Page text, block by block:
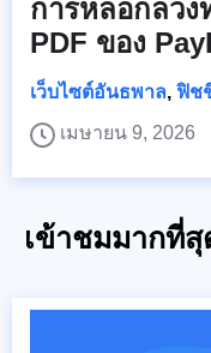
การหลอกลวง
PDF ของ
เว็บไซต์อันธพาล, ฟิช
เมษายน 9, 2026
เข้าชมมากที่สุ